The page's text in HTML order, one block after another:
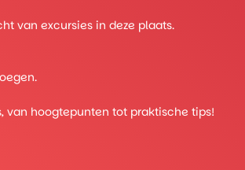
van excursies in deze plaats.
van hoogtepunten tot praktische tips!